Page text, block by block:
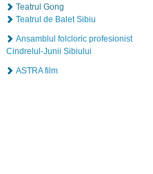
Teatrul Gong
Teatrul de Balet Sibiu
Ansamblul folcloric profesionist
Cindrelul-Junii Sibiului
ASTRA film